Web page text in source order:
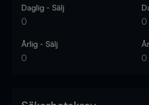
Daglig - Sälj
0 0
Årlig - Sälj
0 0